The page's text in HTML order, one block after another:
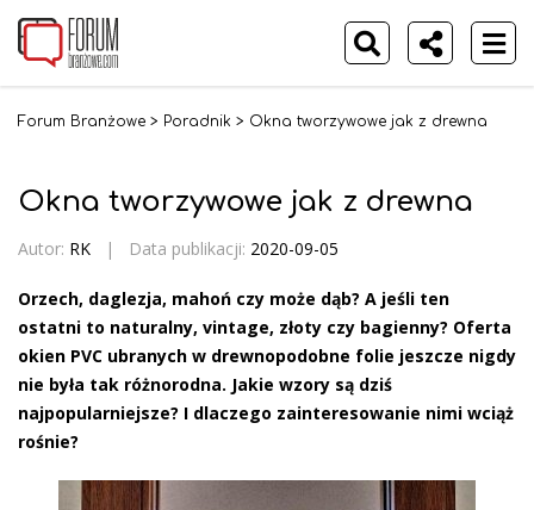
Forum Branżowe > Poradnik > Okna tworzywowe jak z drewna
Okna tworzywowe jak z drewna
Autor: RK | Data publikacji: 2020-09-05
Orzech, daglezja, mahoń czy może dąb? A jeśli ten
ostatni to naturalny, vintage, złoty czy bagienny? Oferta
okien PVC ubranych w drewnopodobne folie jeszcze nigdy
nie była tak różnorodna. Jakie wzory są dziś
najpopularniejsze? I dlaczego zainteresowanie nimi wciąż
rośnie?